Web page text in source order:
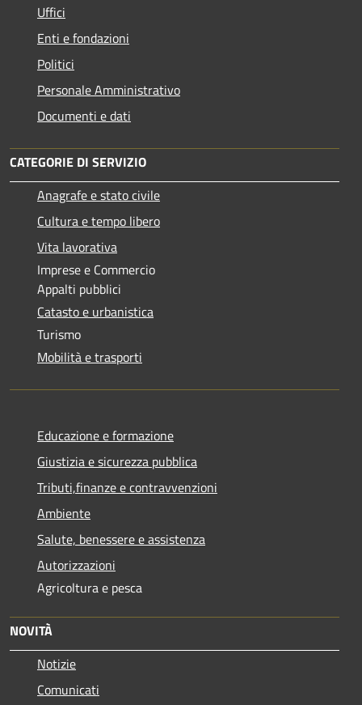
Uffici
Enti e fondazioni
Politici
Personale Amministrativo
Documenti e dati
CATEGORIE DI SERVIZIO
Anagrafe e stato civile
Cultura e tempo libero
Vita lavorativa
Imprese e Commercio
Appalti pubblici
Catasto e urbanistica
Turismo
Mobilità e trasporti
Educazione e formazione
Giustizia e sicurezza pubblica
Tributi,finanze e contravvenzioni
Ambiente
Salute, benessere e assistenza
Autorizzazioni
Agricoltura e pesca
NOVITÀ
Notizie
Comunicati